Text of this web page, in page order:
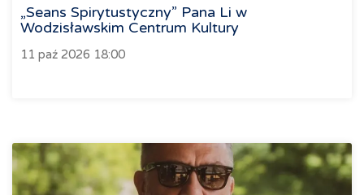
„Seans Spirytustyczny” Pana Li w
Wodzisławskim Centrum Kultury
11 paź 2026 18:00